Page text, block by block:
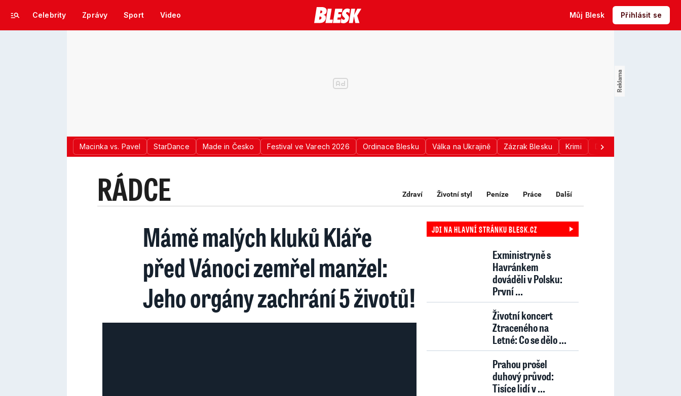
Celebrity Zprávy Sport Video Můj Blesk Přihlásit se
Macinka vs. Pavel StarDance Made in Česko Festival ve Varech 2026 Ordinace Blesku Válka na Ukrajině Zázrak Blesku Krimi Donald Trump
RÁDCE Zdraví Životní styl Peníze Práce Další
Mámě malých kluků Kláře
před Vánoci zemřel manžel:
Jeho orgány zachrání 5 životů!
JDI NA HLAVNÍ STRÁNKU BLESK.CZ
Exministryně s
Havránkem
dováděli v Polsku:
První ...
Životní koncert
Ztraceného na
Letné: Co se dělo ...
Prahou prošel
duhový průvod:
Tisíce lidí v ...